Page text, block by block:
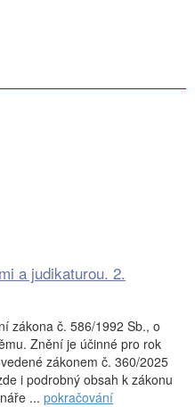
a judikaturou. 2.
zákona č. 586/1992 Sb., o
Znění je účinné pro rok
zákonem č. 360/2025
i podrobný obsah k zákonu
... pokračování